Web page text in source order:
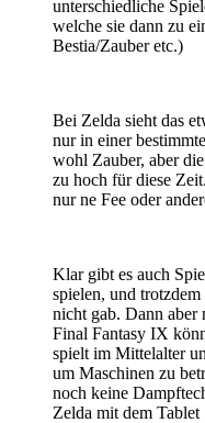
unterschiedliche
welche sie dann zu
Bestia/Zauber etc.)
Bei Zelda sieht das
nur in einer
wohl Zauber, aber
zu hoch für diese
nur ne Fee oder
Klar gibt es auch
spielen, und
nicht gab. Dann aber
Final Fantasy IX
spielt im Mittelalter
um Maschinen zu
noch keine
Zelda mit dem Tablet